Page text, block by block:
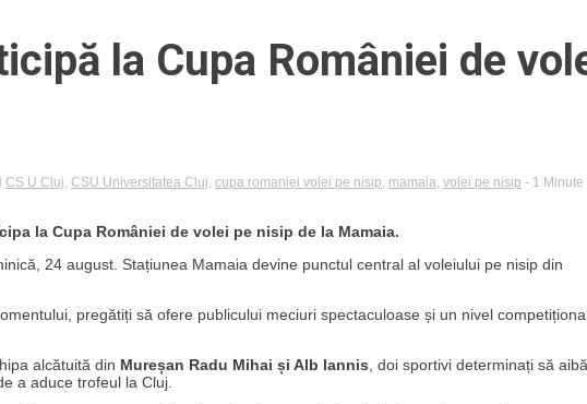
la Cupa României de
CS U Cluj CSU Universitatea Cluj cupa romaniei volei pe nisip mamaia volei pe nisip - 1 Minute
la Cupa României de volei pe nisip de la Mamaia.
24 august. Stațiunea Mamaia devine punctul central al voleiului pe nisip din
pregătiți să ofere publicului meciuri spectaculoase și un nivel
alcătuită din Mureșan Radu Mihai și Alb Iannis , doi sportivi determinați să
a aduce trofeul la Cluj.